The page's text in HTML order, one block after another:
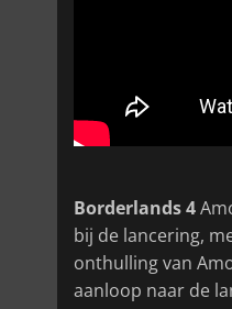
Borderlands 4
bij de lancering,
onthulling van
aanloop naar de